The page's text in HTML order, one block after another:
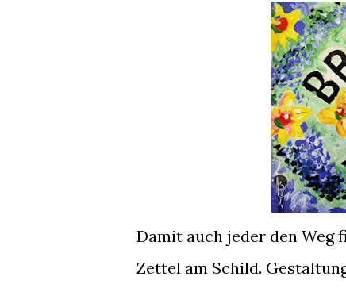
Damit auch jeder den Weg
Zettel am Schild.